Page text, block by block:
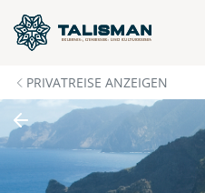
PRIVATREISE ANZEIGEN
Individuelle Anfrage
Herzlichen Dank für Ihre
- so individuell wie Sie.
Wunschtermine für die
Verfügbarkeit und
zu besprechen.
Traumreise.